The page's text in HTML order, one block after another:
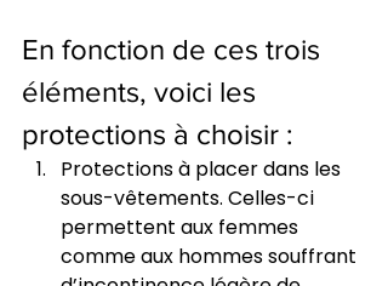
En fonction de ces trois
éléments, voici les
protections à choisir :
Protections à placer dans les
sous-vêtements. Celles-ci
permettent aux femmes
comme aux hommes souffrant